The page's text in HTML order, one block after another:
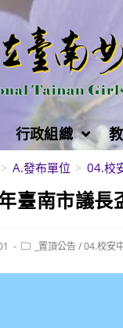
行政組織
> A.發布單位 > 04.校
臺南市議
Post _置頂公告/04.校安